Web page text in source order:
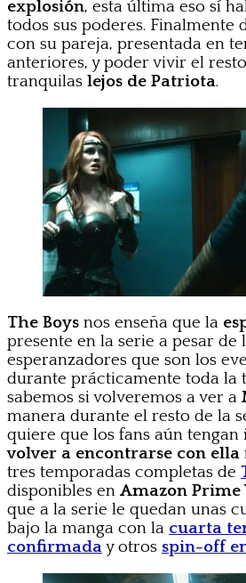
explosión, esta última eso sí
todos sus poderes. Finalmente
con su pareja, presentada en
anteriores, y poder vivir el
tranquilas lejos de Patriota.
The Boys nos enseña que la
presente en la serie a pesar de
esperanzadores que son los
durante prácticamente toda la
sabemos si volveremos a ver a
manera durante el resto de la
quiere que los fans aún tengan
volver a encontrarse con ella
tres temporadas completas de
disponibles en Amazon Prime
que a la serie le quedan unas
bajo la manga con la cuarta
confirmaday otros spin-off